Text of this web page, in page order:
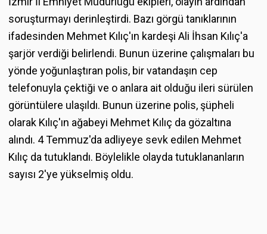
soruşturmayı derinleştirdi. Bazı görgü tanıklarının
ifadesinden Mehmet Kılıç'ın kardeşi Ali İhsan Kılıç'a
şarjör verdiği belirlendi. Bunun üzerine çalışmaları bu
yönde yoğunlaştıran polis, bir vatandaşın cep
telefonuyla çektiği ve o anlara ait olduğu ileri sürülen
görüntülere ulaşıldı. Bunun üzerine polis, şüpheli
olarak Kılıç'ın ağabeyi Mehmet Kılıç da gözaltına
alındı. 4 Temmuz'da adliyeye sevk edilen Mehmet
Kılıç da tutuklandı. Böylelikle olayda tutuklananların
sayısı 2'ye yükselmiş oldu.